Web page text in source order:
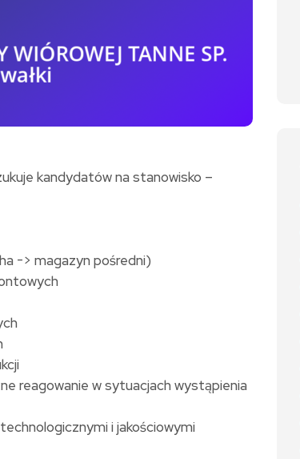
kandydatów na stanowisko –
-> magazyn pośredni)
reagowanie w sytuacjach wystąpienia
i jakościowymi